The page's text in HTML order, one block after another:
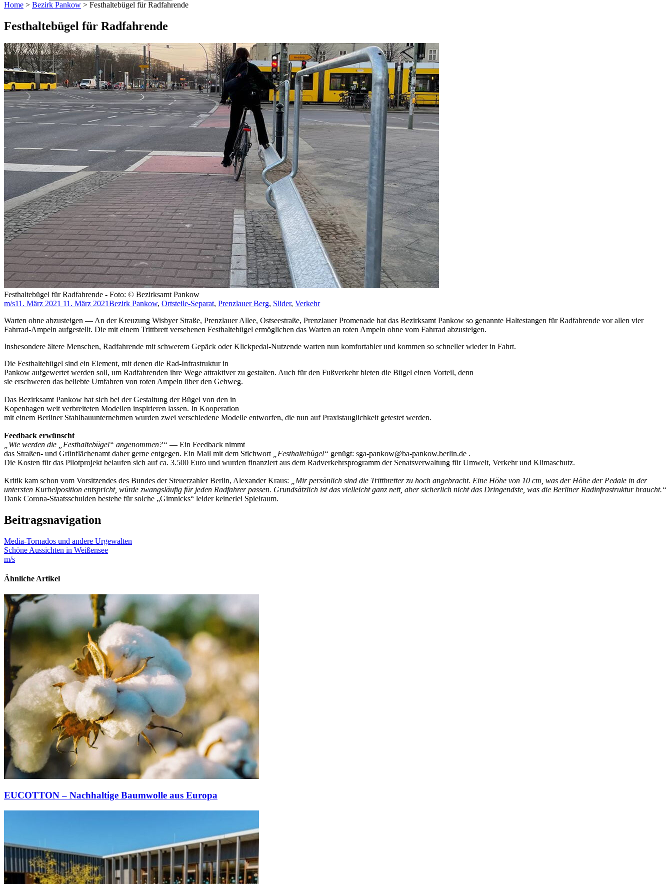
Home > Bezirk Pankow > Festhaltebügel für Radfahrende
Festhaltebügel für Radfahrende
Festhaltebügel für Radfahrende - Foto: © Bezirksamt Pankow
m/s11. März 2021 11. März 2021Bezirk Pankow, Ortsteile-Separat, Prenzlauer Berg, Slider, Verkehr
Warten ohne abzusteigen — An der Kreuzung Wisbyer Straße, Prenzlauer Allee, Ostseestraße, Prenzlauer Promenade hat das Bezirksamt Pankow so genannte Haltestangen für Radfahrende vor allen vier
Fahrrad-Ampeln aufgestellt. Die mit einem Trittbrett versehenen Festhaltebügel ermöglichen das Warten an roten Ampeln ohne vom Fahrrad abzusteigen.
Insbesondere ältere Menschen, Radfahrende mit schwerem Gepäck oder Klickpedal-Nutzende warten nun komfortabler und kommen so schneller wieder in Fahrt.
Die Festhaltebügel sind ein Element, mit denen die Rad-Infrastruktur in
Pankow aufgewertet werden soll, um Radfahrenden ihre Wege attraktiver zu gestalten. Auch für den Fußverkehr bieten die Bügel einen Vorteil, denn
sie erschweren das beliebte Umfahren von roten Ampeln über den Gehweg.
Das Bezirksamt Pankow hat sich bei der Gestaltung der Bügel von den in
Kopenhagen weit verbreiteten Modellen inspirieren lassen. In Kooperation
mit einem Berliner Stahlbauunternehmen wurden zwei verschiedene Modelle entworfen, die nun auf Praxistauglichkeit getestet werden.
Feedback erwünscht
„Wie werden die „Festhaltebügel“ angenommen?“ — Ein Feedback nimmt
das Straßen- und Grünflächenamt daher gerne entgegen. Ein Mail mit dem Stichwort
„Festhaltebügel“ genügt: sga-pankow@ba-pankow.berlin.de .
Die Kosten für das Pilotprojekt belaufen sich auf ca. 3.500 Euro und wurden finanziert aus dem Radverkehrsprogramm der Senatsverwaltung für Umwelt, Verkehr und Klimaschutz.
Kritik kam schon vom Vorsitzendes des Bundes der Steuerzahler Berlin, Alexander Kraus:
„Mir persönlich sind die Trittbretter zu hoch angebracht. Eine Höhe von 10 cm, was der Höhe der Pedale in der
untersten Kurbelposition entspricht, würde zwangsläufig für jeden Radfahrer passen. Grundsätzlich ist das vielleicht ganz nett, aber sicherlich nicht das Dringendste, was die Berliner Radinfrastruktur braucht.“
Dank Corona-Staatsschulden bestehe für solche „Gimnicks“ leider keinerlei Spielraum.
Beitragsnavigation
Media-Tornados und andere Urgewalten
Schöne Aussichten in Weißensee
m/s
Ähnliche Artikel
EUCOTTON – Nachhaltige Baumwolle aus Europa